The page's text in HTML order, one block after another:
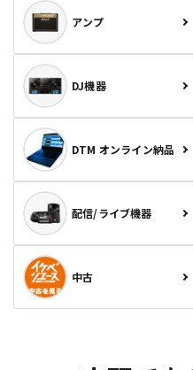
アンプ
DJ機器
DTM オンライン納品
配信/ライブ機器
中古